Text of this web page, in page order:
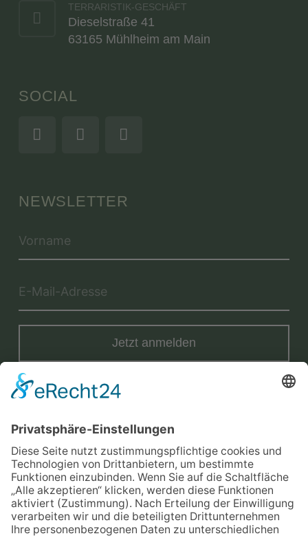
TERRARISTIK-GESCHÄFT
Dieselstraße 41
63165 Mühlheim am Main
SOCIAL
NEWSLETTER
Jetzt anmelden
Mit der Eintragung in dem Newsletter erkläre ich mich mit der
Datenschutzerklärungvon Terraristik District einverstanden.